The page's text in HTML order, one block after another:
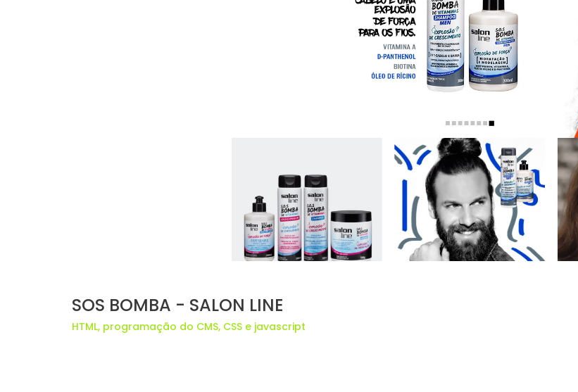
SOS BOMBA - SALON LINE
HTML, programação do CMS, CSS e javascript